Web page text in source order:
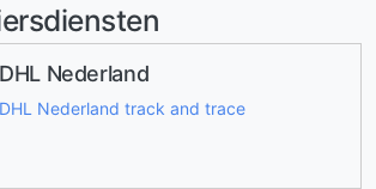
DHL Nederland
DHL Nederland track and trace